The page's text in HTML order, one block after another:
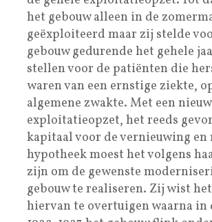
het gebouw alleen in de
geëxploiteerd maar zij stelde
gebouw gedurende het gehele
stellen voor de patiënten die
waren van een ernstige ziekte,
algemene zwakte. Met een
exploitatieopzet, het reeds
kapitaal voor de vernieuwing en
hypotheek moest het volgens
zijn om de gewenste
gebouw te realiseren. Zij wist
hiervan te overtuigen waarna in